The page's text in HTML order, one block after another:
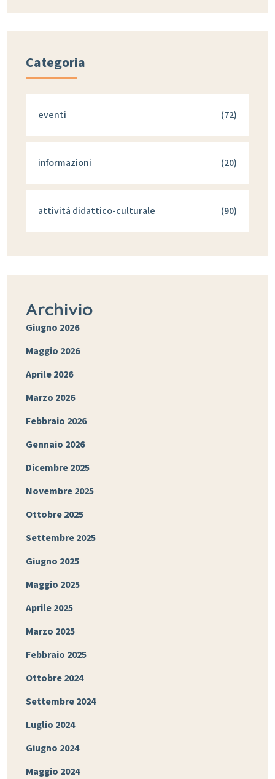
Categoria
eventi (72)
informazioni (20)
attività didattico-culturale (90)
Archivio
Giugno 2026
Maggio 2026
Aprile 2026
Marzo 2026
Febbraio 2026
Gennaio 2026
Dicembre 2025
Novembre 2025
Ottobre 2025
Settembre 2025
Giugno 2025
Maggio 2025
Aprile 2025
Marzo 2025
Febbraio 2025
Ottobre 2024
Settembre 2024
Luglio 2024
Giugno 2024
Maggio 2024